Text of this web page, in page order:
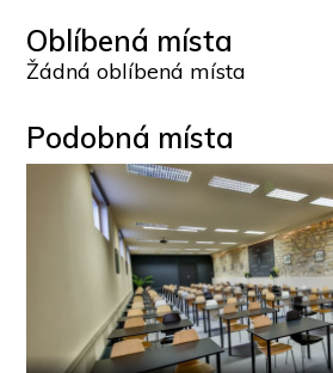
Oblíbená místa
Žádná oblíbená místa
Podobná místa